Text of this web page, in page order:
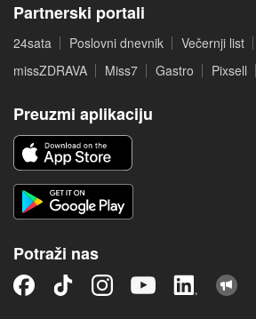
Partnerski portali
24sata Poslovni dnevnik Večernji list
missZDRAVA
Miss7 Gastro Pixsell
Preuzmi aplikaciju
Potraži nas